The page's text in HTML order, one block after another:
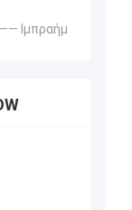
—— Ιμπραήμ